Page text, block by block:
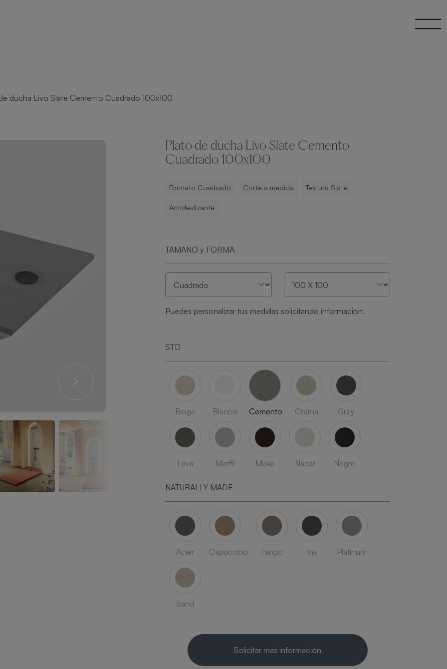
ducha Livo Slate Cemento Cuadrado 100x100
Plato de ducha Livo Slate Cemento
Cuadrado 100x100
Formato Cuadrado Corte a medida Textura Slate
Antideslizante
TAMAÑO y FORMA
Puedes personalizar tus medidas solicitando información.
STD
Beige Blanco Cemento Crema Grey
Lava Marfil Moka Nacar Negro
NATURALLY MADE
Acier Capuccino Fango Ink Platinum
Sand
Solicitar más información